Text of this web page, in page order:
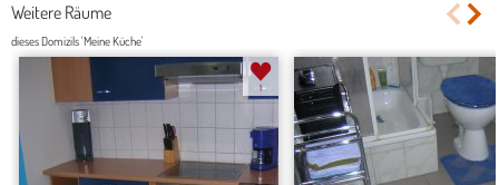
Weitere Räume
dieses Domizils 'Meine Küche'
1